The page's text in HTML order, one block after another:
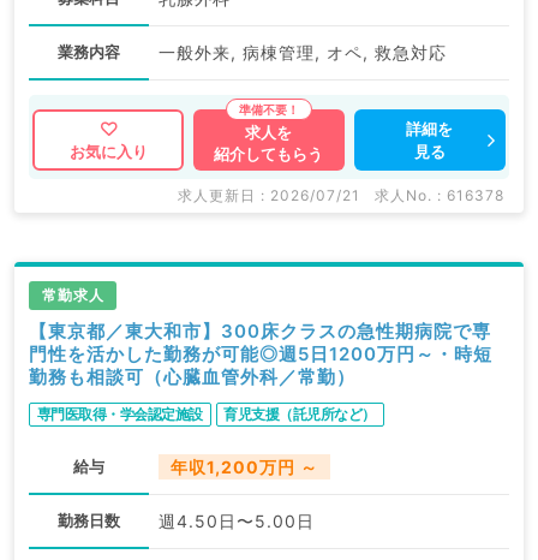
業務内容 一般外来, 病棟管理, オペ, 救急対応
お気に入り
求人を
紹介してもらう
詳細を
見る
求人更新日 : 2026/07/21 求人No. : 616378
常勤求人
【東京都／東大和市】300床クラスの急性期病院で専
門性を活かした勤務が可能◎週5日1200万円～・時短
勤務も相談可（心臓血管外科／常勤）
専門医取得・学会認定施設 育児支援（託児所など）
給与 年収1,200万円 ～
勤務日数 週4.50日〜5.00日